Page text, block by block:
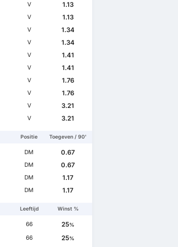
V
1.13
V
1.13
V
1.34
V
1.34
V
1.41
V
1.41
V
1.76
V
1.76
V
3.21
V 3.21
Positie Toegeven / 90'
DM
0.67
DM
0.67
DM
1.17
DM 1.17
Leeftijd Winst %
66 25%
66 25%